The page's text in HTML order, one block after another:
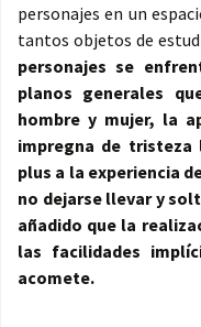
personajes en un
tantos objetos de
personajes se
planos generales
hombre y mujer, la
impregna de
plus a la experiencia
no dejarse llevar y
añadido que la
las facilidades
acomete.